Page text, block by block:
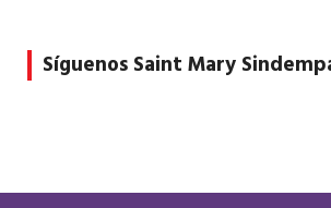
Síguenos Saint Mary